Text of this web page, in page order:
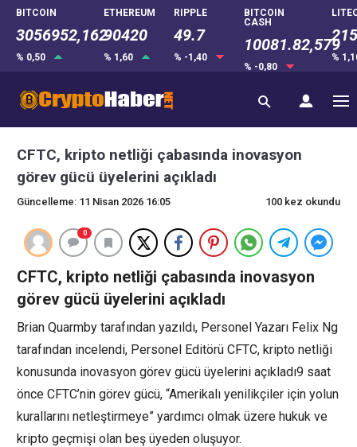
BITCOIN
3056952,162
% 0,50
ETHEREUM
90420
% 1,60
RIPPLE
49.7
% -1,40
BITCOIN
CASH
10081.82,579
% -0,80
%
CFTC, kripto netliği çabasında inovasyon
görev gücü üyelerini açıkladı
Güncelleme: 11 Nisan 2026 16:05 100 kez okundu
0
CFTC, kripto netliği çabasında inovasyon
görev gücü üyelerini açıkladı
Brian Quarmby tarafından yazıldı, Personel Yazarı Felix Ng
tarafından incelendi, Personel Editörü CFTC, kripto netliği
konusunda inovasyon görev gücü üyelerini açıkladı9 saat
önce CFTC’nin görev gücü, “Amerikalı yenilikçiler için yolun
kurallarını netleştirmeye” yardımcı olmak üzere hukuk ve
kripto geçmişi olan beş üyeden oluşuyor.